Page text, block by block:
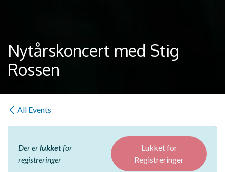
Nytårskoncert med Stig
Rossen
All Events
Der erlukketfor
registreringer
Lukket for
Registreringer